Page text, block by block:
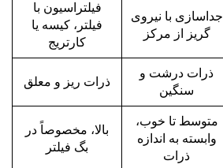
جداسازی با نیروی
گریز از مرکز
فیلتراسیون با
فیلتر، کیسه یا
کارتریج
ذرات درشت و
سنگین
ذرات ریز و معلق
متوسط تا خوب،
وابسته به اندازه
ذرات
بالا، مخصوصاً در
بگ فیلتر